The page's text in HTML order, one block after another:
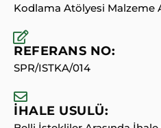
Kodlama Atölyesi Malzeme
REFERANS NO:
SPR/ISTKA/014
İHALE USULÜ: